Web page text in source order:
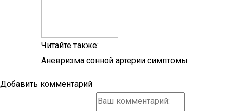
Читайте также:
Аневризма сонной артерии симптомы
Добавить комментарий